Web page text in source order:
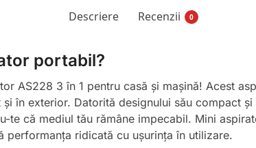
Descriere Recenzii 0
portabil?
AS228 3 în 1 pentru casă și mașină! Acest
în exterior. Datorită designului său compact
te că mediul tău rămâne impecabil. Mini
ridicată cu ușurința în utilizare.